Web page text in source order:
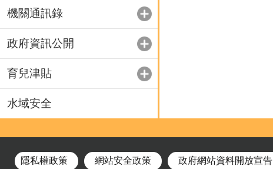
機關通訊錄
政府資訊公開
育兒津貼
水域安全
隱私權政策 網站安全政策 政府網站資料開放宣告